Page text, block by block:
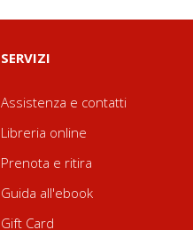
SERVIZI
Assistenza e contatti
Libreria online
Prenota e ritira
Guida all'ebook
Gift Card